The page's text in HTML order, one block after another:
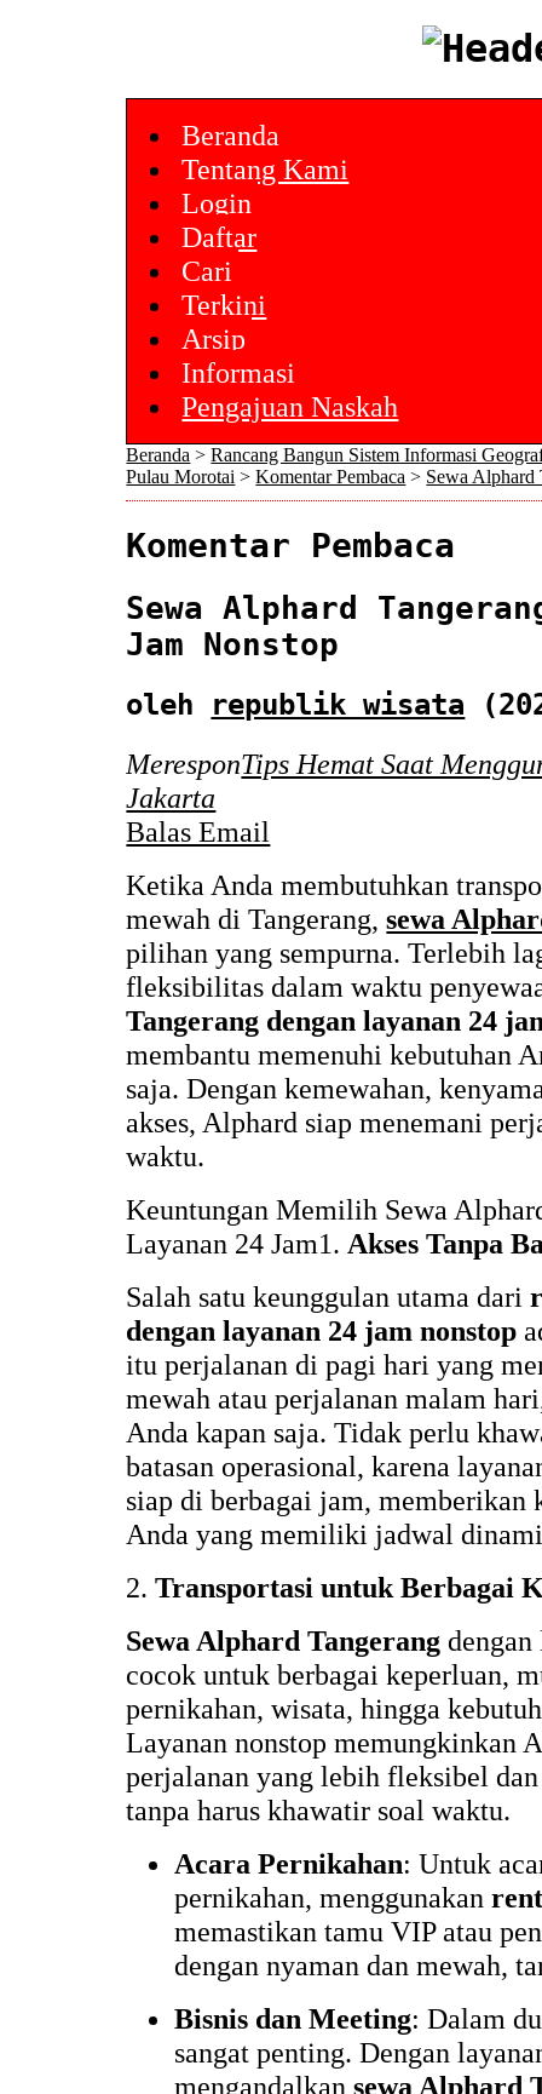
Beranda
Tentang Kami
Login
Daftar
Cari
Terkini
Arsip
Informasi
Pengajuan Naskah
Beranda >Rancang Bangun Sistem Informasi
Pulau Morotai >Komentar Pembaca > Sewa Alphard
Komentar Pembaca
Sewa Alphard
Jam Nonstop
oleh republik wisata
MeresponTips Hemat Saat
Jakarta
Balas Email
Ketika Anda membutuhkan
mewah di Tangerang,sewa
pilihan yang sempurna. Terlebih
fleksibilitas dalam waktu
Tangerang dengan layanan 24
membantu memenuhi kebutuhan
saja. Dengan kemewahan,
akses, Alphard siap menemani
waktu.
Keuntungan Memilih Sewa
Layanan 24 Jam1. Akses Tanpa
Salah satu keunggulan utama dari
dengan layanan 24 jam nonstop
itu perjalanan di pagi hari yang
mewah atau perjalanan malam
Anda kapan saja. Tidak perlu
batasan operasional, karena
siap di berbagai jam, memberikan
Anda yang memiliki jadwal
2.Transportasi untuk Berbagai
Sewa Alphard Tangerang dengan
cocok untuk berbagai keperluan,
pernikahan, wisata, hingga
Layanan nonstop memungkinkan
perjalanan yang lebih fleksibel
tanpa harus khawatir soal waktu.
Acara Pernikahan: Untuk
pernikahan, menggunakan
memastikan tamu VIP atau
dengan nyaman dan mewah,
Bisnis dan Meeting: Dalam
sangat penting. Dengan
mengandalkansewa Alphard